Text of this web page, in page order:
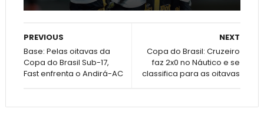
NEXT
Copa do Brasil: Cruzeiro
faz 2x0 no Náutico e se
classifica para as oitavas
PREVIOUS
Base: Pelas oitavas da
Copa do Brasil Sub-17,
Fast enfrenta o Andirá-AC